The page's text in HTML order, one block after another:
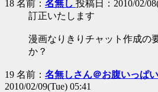
18 名前： 名無し 投稿日：2010/02/
訂正いたします
漫画なりきりチャット作成の
か？
19 名前： 名無しさん＠お腹いっぱい
2010/02/09(Tue) 05:41